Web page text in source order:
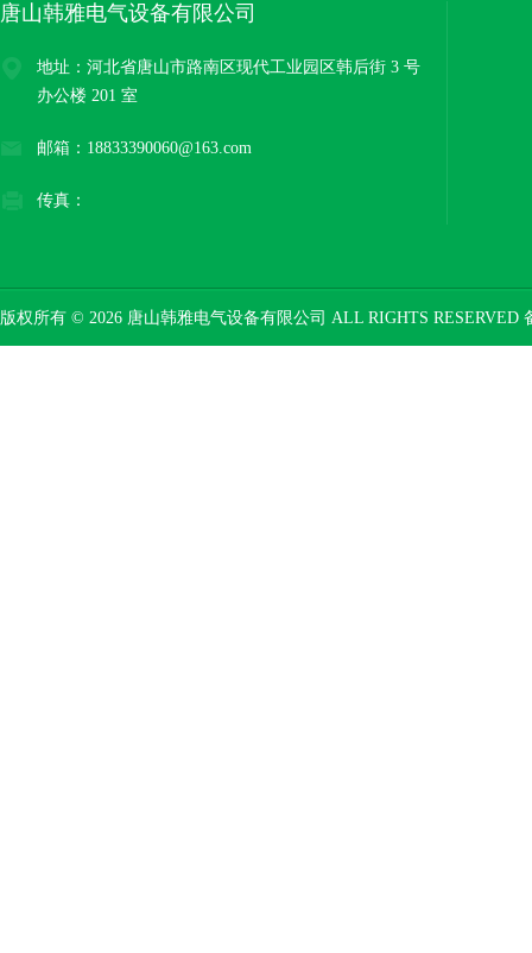
唐山韩雅电气设备有限公司
地址：河北省唐山市路南区现代工业园区韩后街 3 号
办公楼 201 室
邮箱：18833390060@163.com
传真：
版权所有 © 2026 唐山韩雅电气设备有限公司 ALL RIGHTS RESERVED